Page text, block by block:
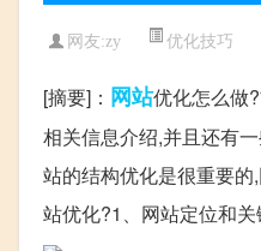
网友:zy 优化技巧
[摘要]： 网站优化怎么做
相关信息介绍,并且还有
站的结构优化是很重要
站优化?1、网站定位和